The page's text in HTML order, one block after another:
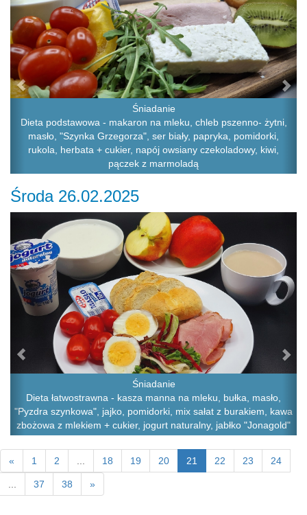
Śniadanie
Dieta podstawowa - makaron na mleku, chleb pszenno- żytni,
masło, "Szynka Grzegorza", ser biały, papryka, pomidorki,
rukola, herbata + cukier, napój owsiany czekoladowy, kiwi,
pączek z marmoladą
Środa 26.02.2025
Śniadanie
Dieta łatwostrawna - kasza manna na mleku, bułka, masło,
"Pyzdra szynkowa", jajko, pomidorki, mix sałat z burakiem, kawa
zbożowa z mlekiem + cukier, jogurt naturalny, jabłko "Jonagold"
Previous
« 1 2 18 19 20 21 22 23 24
37 38 »